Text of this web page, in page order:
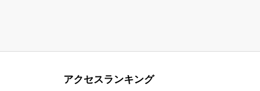
アクセスランキング